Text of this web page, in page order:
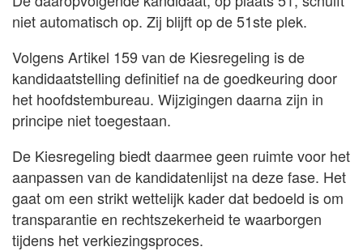
niet automatisch op. Zij blijft op de 51ste plek.
Volgens Artikel 159 van de Kiesregeling is de
kandidaatstelling definitief na de goedkeuring door
het hoofdstembureau. Wijzigingen daarna zijn in
principe niet toegestaan.
De Kiesregeling biedt daarmee geen ruimte voor het
aanpassen van de kandidatenlijst na deze fase. Het
gaat om een strikt wettelijk kader dat bedoeld is om
transparantie en rechtszekerheid te waarborgen
tijdens het verkiezingsproces.